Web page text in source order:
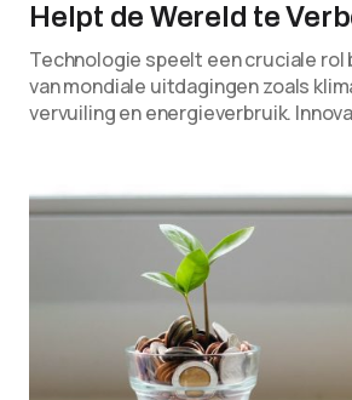
Helpt de Wereld te
Technologie speelt een cruciale rol
van mondiale uitdagingen zoals
vervuiling en energieverbruik.